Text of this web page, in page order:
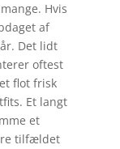
Hvis
af
Det lidt
oftest
flot frisk
Et langt
et
tilfældet